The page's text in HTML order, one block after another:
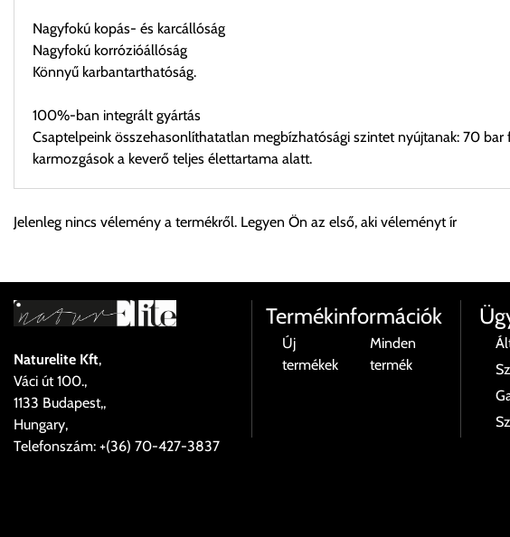
Nagyfokú kopás- és karcállóság
Nagyfokú korrózióállóság
Könnyű karbantarthatóság.
100%-ban integrált gyártás
Csaptelpeink összehasonlíthatatlan megbízhatósági szintet nyújtanak: 70
karmozgások a keverő teljes élettartama alatt.
Személyes átvétel:
Önnek lehetősége van rendelését a beérkezést követően ingyenesen átvenni
Cím:1133 Budapest, Váci út 100.
Szállítási díjak:
Az oldalunkon rendelés esetén, amennyiben szállítást is kér, úgy esetenként
válassza ki.
Amennyiben nem biztos választásában, vagy a program automatikusan nem
majd visszaigazolják a szállítás költségét.
Egyes termékek súlyát a program nem ismeri, rendelés esetén a központ
Jelenleg nincs vélemény a termékről. Legyen Ön az első, aki véleményt ír
Naturelite Kft,
Váci út 100.,
1133 Budapest,,
Hungary,
Telefonszám: +(36) 70-427-3837
Termékinformációk
Új
termékek
Minden
termék